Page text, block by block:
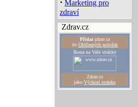
· Marketing pro
zdraví
Zdrav.cz
Přidatzdrav.cz
do Oblíbených položek
Ikona na Vaše stránky
Zdrav.cz
jako Výchozí stránka